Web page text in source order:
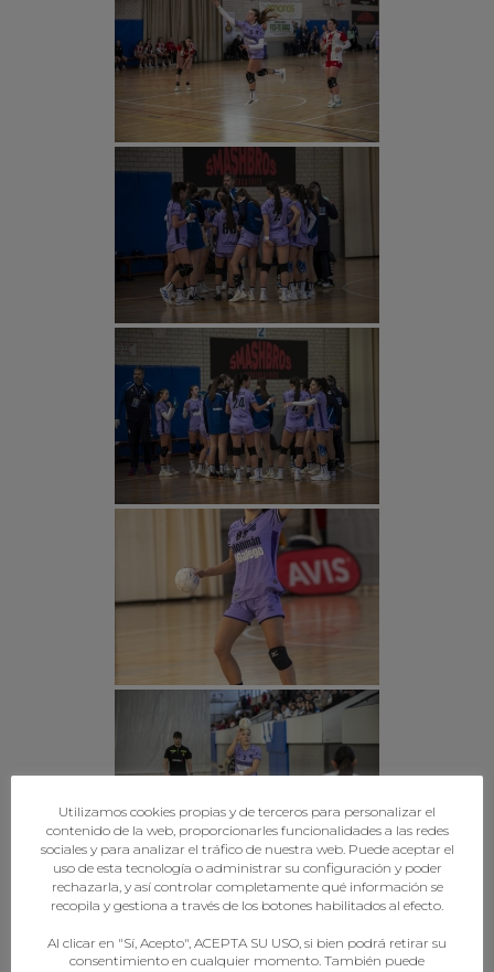
Utilizamos cookies propias y de terceros para personalizar el
contenido de la web, proporcionarles funcionalidades a las redes
sociales y para analizar el tráfico de nuestra web. Puede aceptar el
uso de esta tecnología o administrar su configuración y poder
rechazarla, y así controlar completamente qué información se
recopila y gestiona a través de los botones habilitados al efecto.
Al clicar en "Sí, Acepto", ACEPTA SU USO, si bien podrá retirar su
consentimiento en cualquier momento. También puede